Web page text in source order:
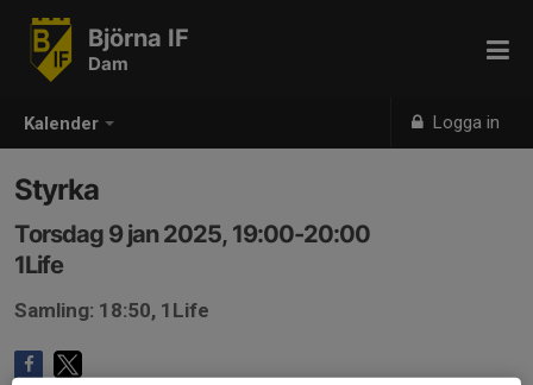
Kalender Logga in
Björna IF
Dam
Styrka
Torsdag 9 jan 2025, 19:00-20:00
1Life
Samling: 18:50, 1Life